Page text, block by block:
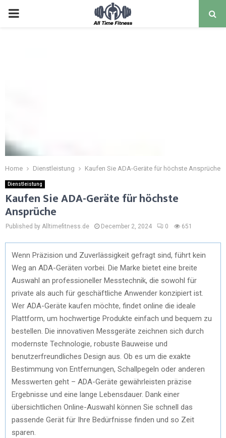
Home Dienstleistung Kaufen Sie ADA-Geräte für höchste Ansprüche
Dienstleistung
Kaufen Sie ADA-Geräte für höchste
Ansprüche
Published by Alltimefitness.de December 2, 2024 0 651
Wenn Präzision und Zuverlässigkeit gefragt sind, führt kein
Weg an ADA-Geräten vorbei. Die Marke bietet eine breite
Auswahl an professioneller Messtechnik, die sowohl für
private als auch für geschäftliche Anwender konzipiert ist.
Wer ADA-Geräte kaufen möchte, findet online die ideale
Plattform, um hochwertige Produkte einfach und bequem zu
bestellen. Die innovativen Messgeräte zeichnen sich durch
modernste Technologie, robuste Bauweise und
benutzerfreundliches Design aus. Ob es um die exakte
Bestimmung von Entfernungen, Schallpegeln oder anderen
Messwerten geht – ADA-Geräte gewährleisten präzise
Ergebnisse und eine lange Lebensdauer. Dank einer
übersichtlichen Online-Auswahl können Sie schnell das
passende Gerät für Ihre Bedürfnisse finden und so Zeit
sparen.